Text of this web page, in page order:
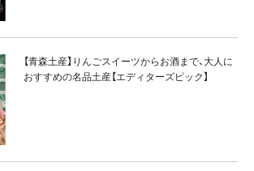
【青森土産】りんごスイーツからお酒まで、大人に
おすすめの名品土産【エディターズピック】